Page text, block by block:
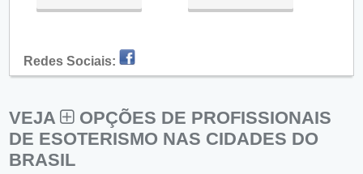
Redes Sociais:
VEJA
OPÇÕES DE PROFISSIONAIS
DE ESOTERISMO NAS CIDADES DO
BRASIL